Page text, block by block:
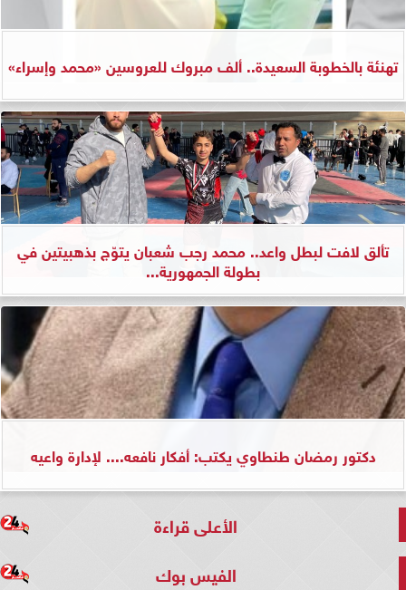
تهنئة بالخطوبة السعيدة.. ألف مبروك للعروسين «محمد وإسراء»
تألق لافت لبطل واعد.. محمد رجب شعبان يتوّج بذهبيتين في
بطولة الجمهورية...
دكتور رمضان طنطاوي يكتب: أفكار نافعه.... لإدارة واعيه
الأعلى قراءة
الفيس بوك